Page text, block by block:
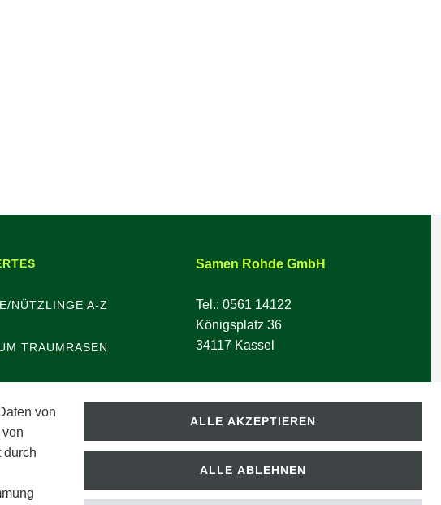
NÜTZLINGE A-Z
TRAUMRASEN
Samen Rohde GmbH
Tel.: 0561 14122
Königsplatz 36
34117 Kassel
von
durch
ALLE AKZEPTIEREN
ALLE ABLEHNEN